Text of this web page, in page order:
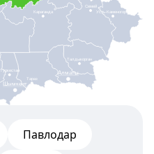
Алматы
Караганда
Семей
Талдыкорган
Тараз
Туркестан
Усть-Каменогорск
Шымкент
Павлодар